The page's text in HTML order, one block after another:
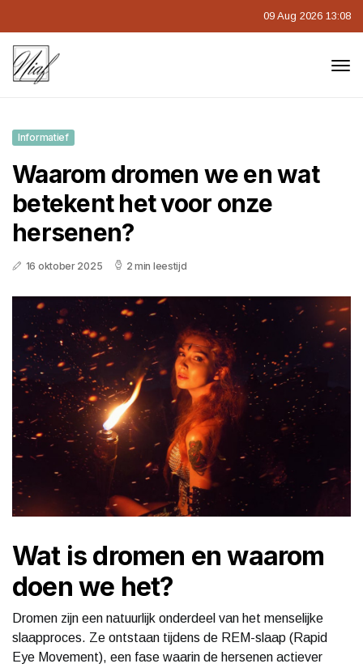
09 Aug 2026 13:08
Informatief
Waarom dromen we en wat
betekent het voor onze
hersenen?
16 oktober 2025 2 min leestijd
Wat is dromen en waarom
doen we het?
Dromen zijn een natuurlijk onderdeel van het menselijke
slaapproces. Ze ontstaan tijdens de REM-slaap (Rapid
Eye Movement), een fase waarin de hersenen actiever